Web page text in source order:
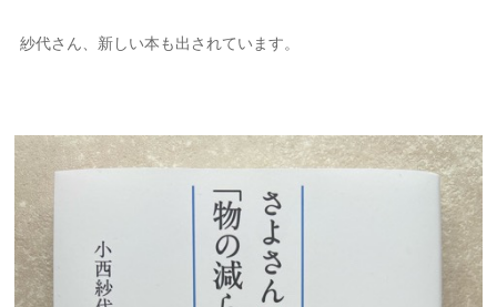
紗代さん、新しい本も出されています。